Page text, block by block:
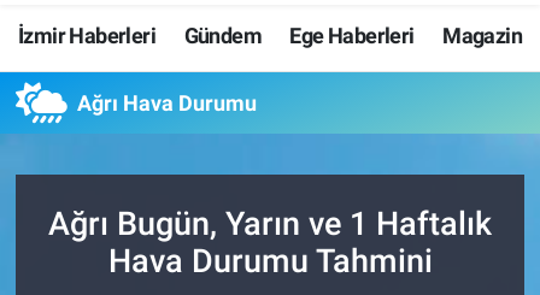
İzmir Haberleri Gündem Ege Haberleri Magazin
Ağrı Hava Durumu
Ağrı Bugün, Yarın ve 1 Haftalık
Hava Durumu Tahmini
Resmi İlanlar
Resmi Reklam